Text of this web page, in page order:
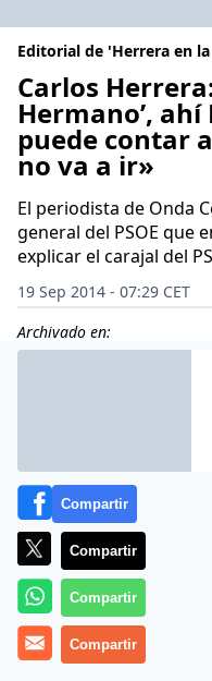
Editorial de 'Herrera en
Carlos
Hermano’, ahí
puede contar
no va a ir»
El periodista de Onda
general del PSOE que
explicar el carajal del
19 Sep 2014 - 07:29 CET
Archivado en:
Compartir
Compartir
Compartir
Compartir